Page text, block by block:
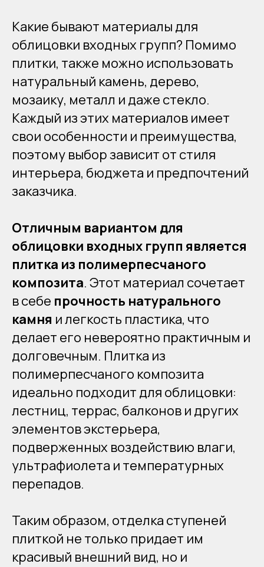
Какие бывают материалы для
облицовки входных групп? Помимо
плитки, также можно использовать
натуральный камень, дерево,
мозаику, металл и даже стекло.
Каждый из этих материалов имеет
свои особенности и преимущества,
поэтому выбор зависит от стиля
интерьера, бюджета и предпочтений
заказчика.
Отличным вариантом для
облицовки входных групп является
плитка из полимерпесчаного
композита. Этот материал сочетает
в себе прочность натурального
камня и легкость пластика, что
делает его невероятно практичным и
долговечным. Плитка из
полимерпесчаного композита
идеально подходит для облицовки:
лестниц, террас, балконов и других
элементов экстерьера,
подверженных воздействию влаги,
ультрафиолета и температурных
перепадов.
Таким образом, отделка ступеней
плиткой не только придает им
красивый внешний вид, но и